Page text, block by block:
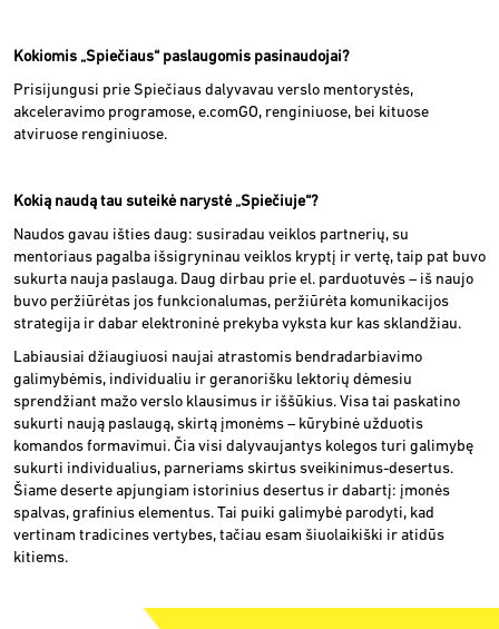
Kokiomis „Spiečiaus“ paslaugomis pasinaudojai?
Prisijungusi prie Spiečiaus dalyvavau verslo mentorystės,
akceleravimo programose, e.comGO, renginiuose, bei kituose
atviruose renginiuose.
Kokią naudą tau suteikė narystė „Spiečiuje“?
Naudos gavau išties daug: susiradau veiklos partnerių, su
mentoriaus pagalba išsigryninau veiklos kryptį ir vertę, taip pat buvo
sukurta nauja paslauga. Daug dirbau prie el. parduotuvės – iš naujo
buvo peržiūrėtas jos funkcionalumas, peržiūrėta komunikacijos
strategija ir dabar elektroninė prekyba vyksta kur kas sklandžiau.
Labiausiai džiaugiuosi naujai atrastomis bendradarbiavimo
galimybėmis, individualiu ir geranorišku lektorių dėmesiu
sprendžiant mažo verslo klausimus ir iššūkius. Visa tai paskatino
sukurti naują paslaugą, skirtą įmonėms – kūrybinė užduotis
komandos formavimui. Čia visi dalyvaujantys kolegos turi galimybę
sukurti individualius, parneriams skirtus sveikinimus-desertus.
Šiame deserte apjungiam istorinius desertus ir dabartį: įmonės
spalvas, grafinius elementus. Tai puiki galimybė parodyti, kad
vertinam tradicines vertybes, tačiau esam šiuolaikiški ir atidūs
kitiems.